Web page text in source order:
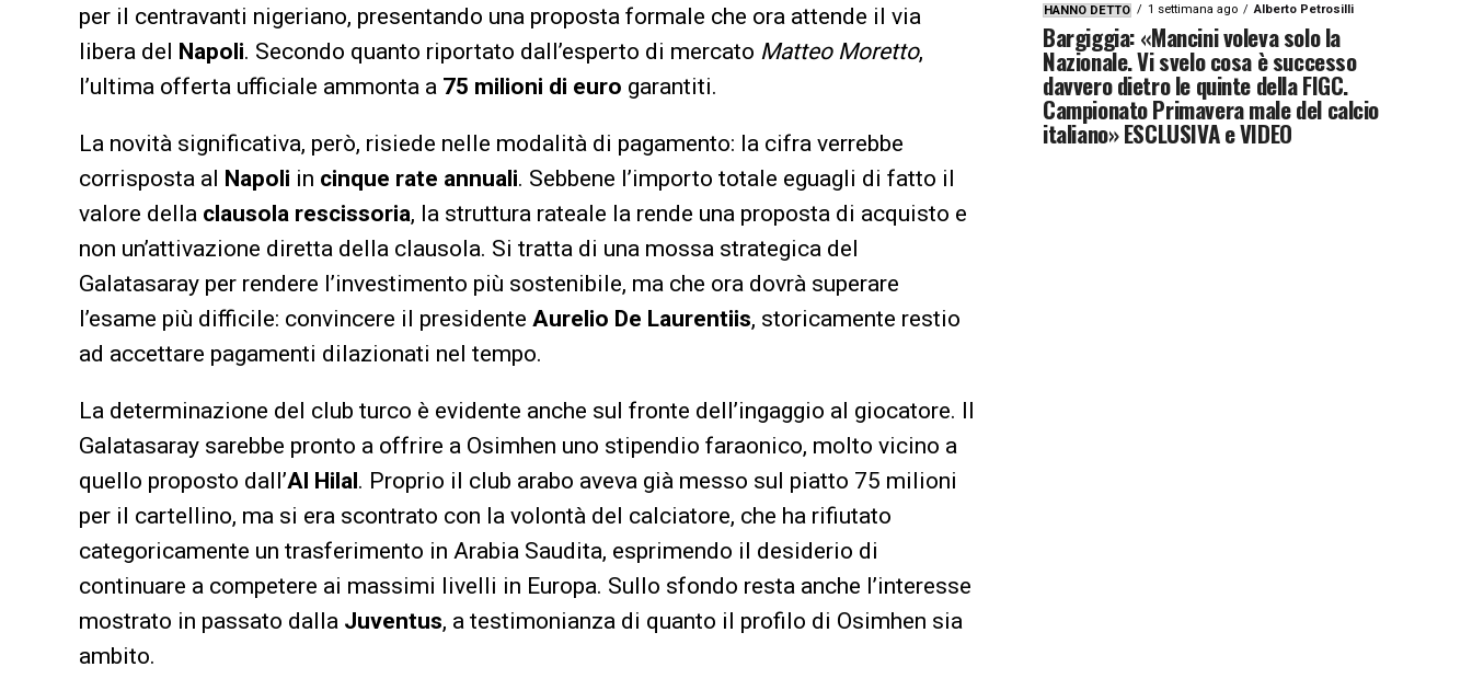
per il centravanti nigeriano, presentando una proposta formale che ora attende il via
libera del
Napoli. Secondo quanto riportato dall’esperto di mercato Matteo Moretto,
l’ultima offerta ufficiale ammonta a 75 milioni di euro garantiti.
La novità significativa, però, risiede nelle modalità di pagamento: la cifra verrebbe
corrisposta al
Napoli in cinque rate annuali. Sebbene l’importo totale eguagli di fatto il
valore della clausola rescissoria, la struttura rateale la rende una proposta di acquisto e
non un’attivazione diretta della clausola. Si tratta di una mossa strategica del
Galatasaray per rendere l’investimento più sostenibile, ma che ora dovrà superare
l’esame più difficile: convincere il presidente Aurelio De Laurentiis, storicamente restio
ad accettare pagamenti dilazionati nel tempo.
La determinazione del club turco è evidente anche sul fronte dell’ingaggio al giocatore. Il
Galatasaray sarebbe pronto a offrire a Osimhen uno stipendio faraonico, molto vicino a
quello proposto dall’Al Hilal . Proprio il club arabo aveva già messo sul piatto 75 milioni
per il cartellino, ma si era scontrato con la volontà del calciatore, che ha rifiutato
categoricamente un trasferimento in Arabia Saudita, esprimendo il desiderio di
continuare a competere ai massimi livelli in Europa. Sullo sfondo resta anche l’interesse
mostrato in passato dalla Juventus, a testimonianza di quanto il profilo di Osimhen sia
ambito.
HANNO DETTO 1 settimana ago Alberto Petrosilli
Bargiggia: «Mancini voleva solo la
Nazionale. Vi svelo cosa è successo
davvero dietro le quinte della FIGC.
Campionato Primavera male del calcio
italiano» ESCLUSIVA e VIDEO